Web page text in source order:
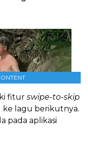
fitur swipe-to-skip
lagu berikutnya.
pada aplikasi